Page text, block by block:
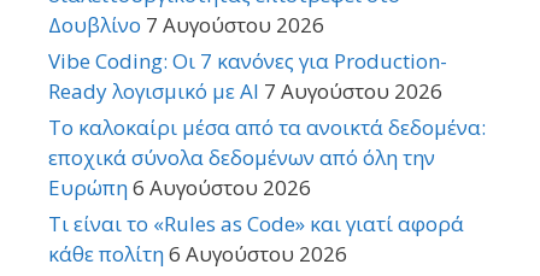
Δουβλίνο 7 Αυγούστου 2026
Vibe Coding: Οι 7 κανόνες για Production-
Ready λογισμικό με AI 7 Αυγούστου 2026
Το καλοκαίρι μέσα από τα ανοικτά δεδομένα:
εποχικά σύνολα δεδομένων από όλη την
Ευρώπη6 Αυγούστου 2026
Τι είναι το «Rules as Code» και γιατί αφορά
κάθε πολίτη6 Αυγούστου 2026